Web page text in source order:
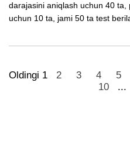
darajasini aniqlash uchun 40
uchun 10 ta, jami 50 ta test
Oldingi 1 2 3 4 5
10
...